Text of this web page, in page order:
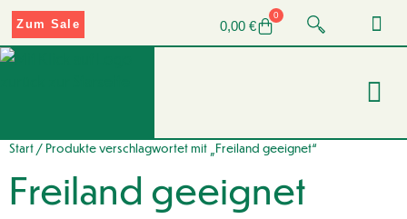
0,00 €
0
Zum Sale
Start / Produkte verschlagwortet mit „Freiland geeignet“
Freiland geeignet